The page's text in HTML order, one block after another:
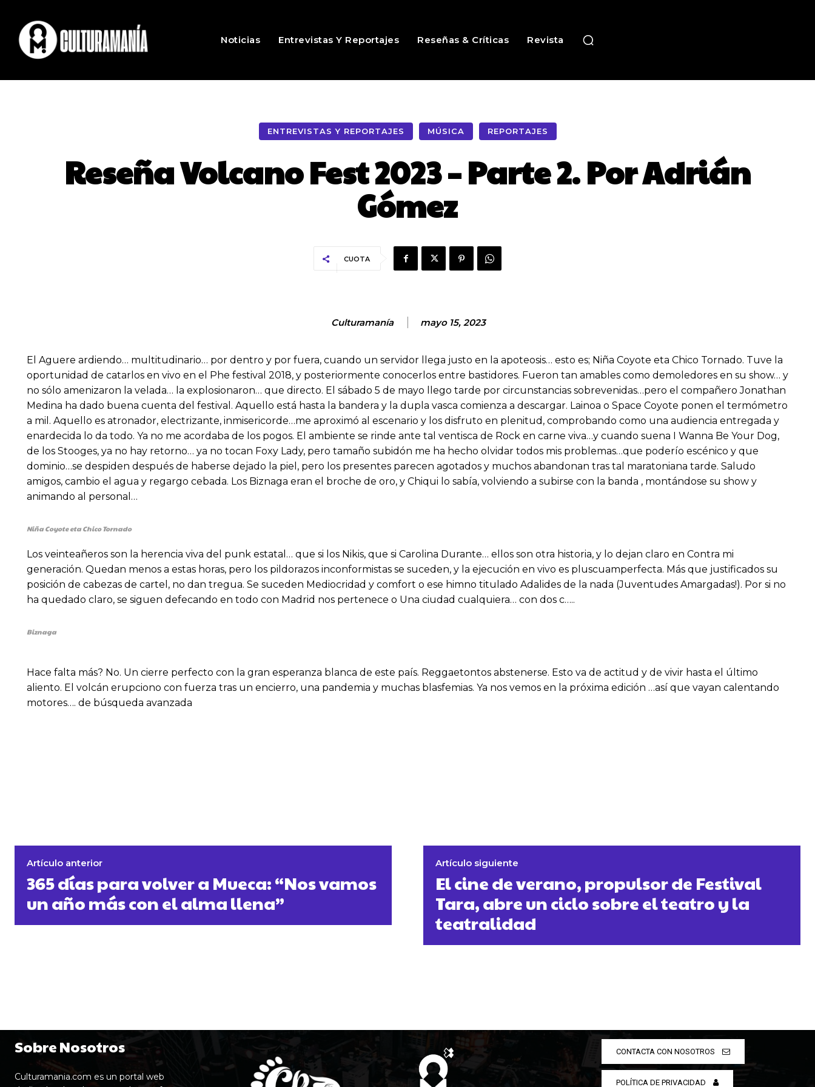
Noticias Entrevistas Y Reportajes Reseñas & Críticas Revista
ENTREVISTAS Y REPORTAJES MÚSICA REPORTAJES
Reseña Volcano Fest 2023 – Parte 2. Por Adrián
Gómez
CUOTA
Culturamanía mayo 15, 2023
El Aguere ardiendo… multitudinario… por dentro y por fuera, cuando un servidor llega justo en la apoteosis… esto es; Niña Coyote eta Chico Tornado. Tuve la
oportunidad de catarlos en vivo en el Phe festival 2018, y posteriormente conocerlos entre bastidores. Fueron tan amables como demoledores en su show… y
no sólo amenizaron la velada… la explosionaron… que directo. El sábado 5 de mayo llego tarde por circunstancias sobrevenidas…pero el compañero Jonathan
Medina ha dado buena cuenta del festival. Aquello está hasta la bandera y la dupla vasca comienza a descargar. Lainoa o Space Coyote ponen el termómetro
a mil. Aquello es atronador, electrizante, inmisericorde…me aproximó al escenario y los disfruto en plenitud, comprobando como una audiencia entregada y
enardecida lo da todo. Ya no me acordaba de los pogos. El ambiente se rinde ante tal ventisca de Rock en carne viva…y cuando suena I Wanna Be Your Dog,
de los Stooges, ya no hay retorno… ya no tocan Foxy Lady, pero tamaño subidón me ha hecho olvidar todos mis problemas…que poderío escénico y que
dominio…se despiden después de haberse dejado la piel, pero los presentes parecen agotados y muchos abandonan tras tal maratoniana tarde. Saludo
amigos, cambio el agua y regargo cebada. Los Biznaga eran el broche de oro, y Chiqui lo sabía, volviendo a subirse con la banda , montándose su show y
animando al personal…
Niña Coyote eta Chico Tornado
Los veinteañeros son la herencia viva del punk estatal… que si los Nikis, que si Carolina Durante… ellos son otra historia, y lo dejan claro en Contra mi
generación. Quedan menos a estas horas, pero los pildorazos inconformistas se suceden, y la ejecución en vivo es pluscuamperfecta. Más que justificados su
posición de cabezas de cartel, no dan tregua. Se suceden Mediocridad y comfort o ese himno titulado Adalides de la nada (Juventudes Amargadas!). Por si no
ha quedado claro, se siguen defecando en todo con Madrid nos pertenece o Una ciudad cualquiera… con dos c…..
Biznaga
Hace falta más? No. Un cierre perfecto con la gran esperanza blanca de este país. Reggaetontos abstenerse. Esto va de actitud y de vivir hasta el último
aliento. El volcán erupciono con fuerza tras un encierro, una pandemia y muchas blasfemias. Ya nos vemos en la próxima edición …así que vayan calentando
motores…. de búsqueda avanzada
Artículo anterior
365 días para volver a Mueca: “Nos vamos
un año más con el alma llena”
Artículo siguiente
El cine de verano, propulsor de Festival
Tara, abre un ciclo sobre el teatro y la
teatralidad
Sobre Nosotros
Culturamania.com es un portal web
CONTACTA CON NOSOTROS
POLÍTICA DE PRIVACIDAD